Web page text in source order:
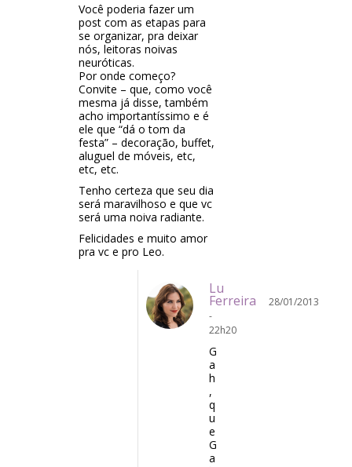
Você poderia fazer um
post com as etapas para
se organizar, pra deixar
nós, leitoras noivas
neuróticas.
Por onde começo?
Convite – que, como você
mesma já disse, também
acho importantíssimo e é
ele que “dá o tom da
festa” – decoração, buffet,
aluguel de móveis, etc,
etc, etc.
Tenho certeza que seu dia
será maravilhoso e que vc
será uma noiva radiante.
Felicidades e muito amor
pra vc e pro Leo.
Lu
Ferreira
28/01/2013
-
22h20
G
a
h
,
q
u
e
G
a